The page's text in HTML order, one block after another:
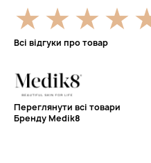
Всі відгуки про товар
Переглянути всі товари
Бренду Medik8